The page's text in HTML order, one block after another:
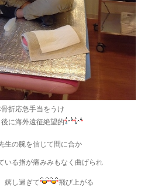
折応急手当をうけ
に海外遠征絶望的
生の腕を信じて間に合か
る指が痛みみもなく曲げられ
嬉し過ぎて 飛び上がる